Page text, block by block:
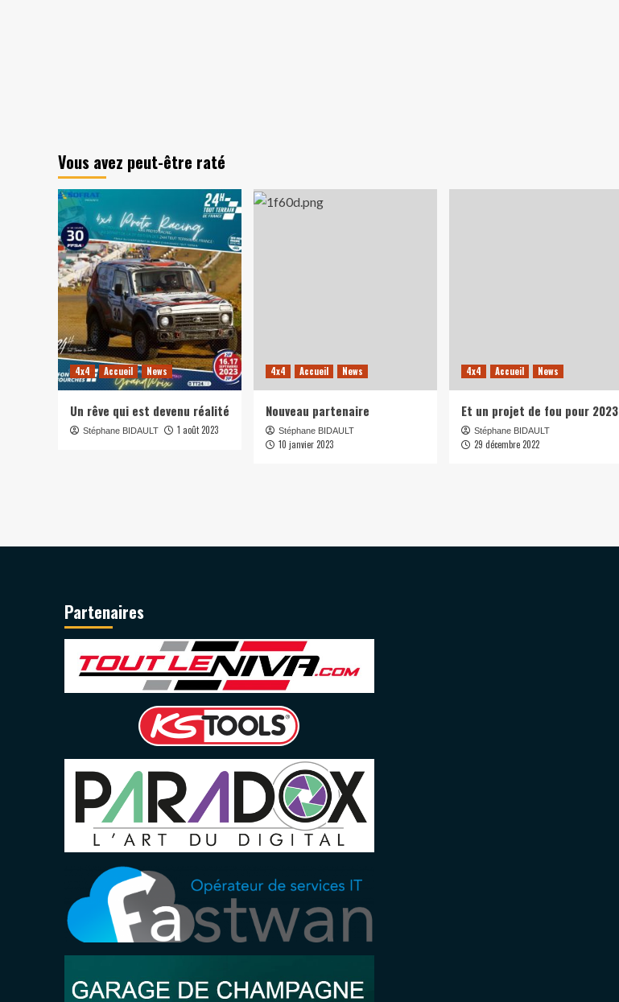
Vous avez peut-être raté
4x4 Accueil News
Un rêve qui est devenu réalité
Stéphane BIDAULT 1 août 2023
4x4 Accueil News
Nouveau partenaire
Stéphane BIDAULT
10 janvier 2023
4x4 Accueil News
Et un projet de fou pour 2023
Stéphane BIDAULT
29 décembre 2022
Partenaires